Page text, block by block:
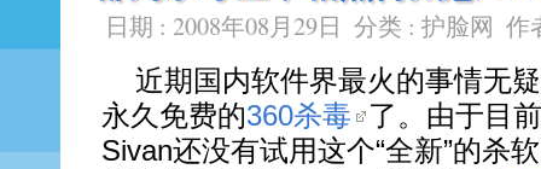
日期 : 2008年08月29日 分类 : 护脸网 作
近期国内软件界最火的事情无
永久免费的360杀毒
了。由于目
Sivan还没有试用这个“全新”的杀